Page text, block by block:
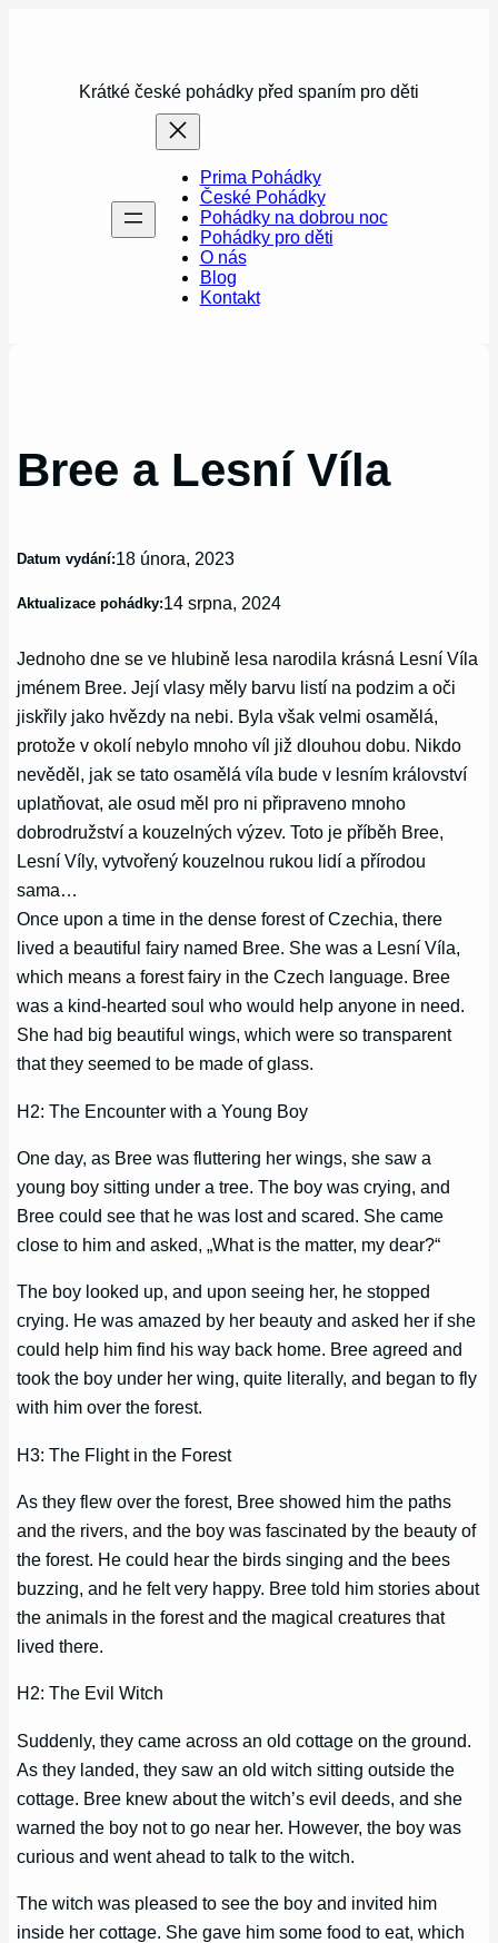
Krátké české pohádky před spaním pro děti
Prima Pohádky
České Pohádky
Pohádky na dobrou noc
Pohádky pro děti
O nás
Blog
Kontakt
Bree a Lesní Víla
Datum vydání:18 února, 2023
Aktualizace pohádky:14 srpna, 2024
Jednoho dne se ve hlubině lesa narodila krásná Lesní Víla
jménem Bree. Její vlasy měly barvu listí na podzim a oči
jiskřily jako hvězdy na nebi. Byla však velmi osamělá,
protože v okolí nebylo mnoho víl již dlouhou dobu. Nikdo
nevěděl, jak se tato osamělá víla bude v lesním království
uplatňovat, ale osud měl pro ni připraveno mnoho
dobrodružství a kouzelných výzev. Toto je příběh Bree,
Lesní Víly, vytvořený kouzelnou rukou lidí a přírodou
sama…
Once upon a time in the dense forest of Czechia, there
lived a beautiful fairy named Bree. She was a Lesní Víla,
which means a forest fairy in the Czech language. Bree
was a kind-hearted soul who would help anyone in need.
She had big beautiful wings, which were so transparent
that they seemed to be made of glass.
H2: The Encounter with a Young Boy
One day, as Bree was fluttering her wings, she saw a
young boy sitting under a tree. The boy was crying, and
Bree could see that he was lost and scared. She came
close to him and asked, „What is the matter, my dear?“
The boy looked up, and upon seeing her, he stopped
crying. He was amazed by her beauty and asked her if she
could help him find his way back home. Bree agreed and
took the boy under her wing, quite literally, and began to fly
with him over the forest.
H3: The Flight in the Forest
As they flew over the forest, Bree showed him the paths
and the rivers, and the boy was fascinated by the beauty of
the forest. He could hear the birds singing and the bees
buzzing, and he felt very happy. Bree told him stories about
the animals in the forest and the magical creatures that
lived there.
H2: The Evil Witch
Suddenly, they came across an old cottage on the ground.
As they landed, they saw an old witch sitting outside the
cottage. Bree knew about the witch’s evil deeds, and she
warned the boy not to go near her. However, the boy was
curious and went ahead to talk to the witch.
The witch was pleased to see the boy and invited him
inside her cottage. She gave him some food to eat, which